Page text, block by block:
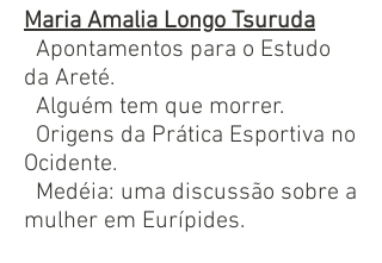
Maria Amalia Longo Tsuruda
Apontamentos para o Estudo
da Areté.
Alguém tem que morrer.
Origens da Prática Esportiva no
Ocidente.
Medéia: uma discussão sobre a
mulher em Eurípides.